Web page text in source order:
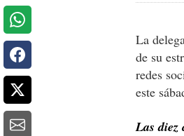
La
de su
redes
este
Las diez